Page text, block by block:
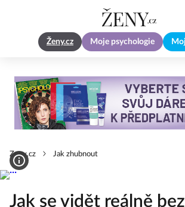
Ženy.cz Moje psychologie
Zeny.cz Jak zhubnout
Jak se vidět reálně bez